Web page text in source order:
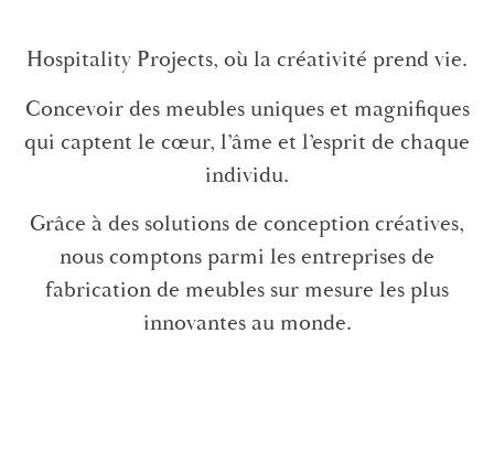
Hospitality Projects, où la créativité prend vie.
Concevoir des meubles uniques et magnifiques
qui captent le cœur, l’âme et l’esprit de chaque
individu.
Grâce à des solutions de conception créatives,
nous comptons parmi les entreprises de
fabrication de meubles sur mesure les plus
innovantes au monde.